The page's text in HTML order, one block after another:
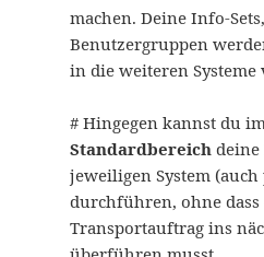
machen. Deine Info-
Benutzergruppen
in die weiteren Systeme
# Hingegen kannst du im
Standardbereich
jeweiligen System
durchführen, ohne dass
Transportauftrag ins